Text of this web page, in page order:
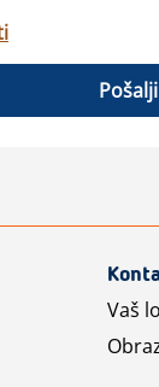
Pošalji
Vaš